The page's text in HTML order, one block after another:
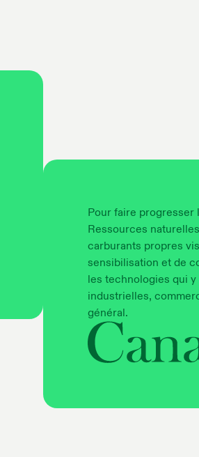
Pour faire progresser
Ressources
carburants propres
sensibilisation et de
les technologies qui
industrielles,
général.